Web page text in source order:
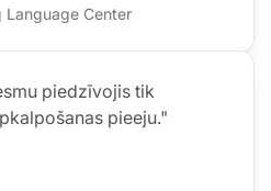
Language Center
piedzīvojis tik
pieeju."